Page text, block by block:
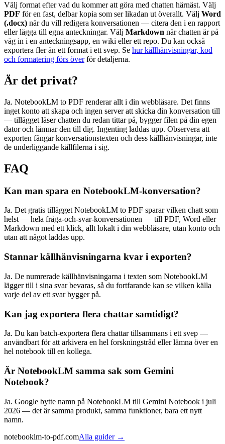
Välj format efter vad du kommer att göra med chatten härnäst. Välj
PDF för en fast, delbar kopia som ser likadan ut överallt. Välj Word
(.docx) när du vill redigera konversationen — citera den i en rapport
eller lägga till egna anteckningar. Välj Markdown när chatten är på
väg in i en anteckningsapp, en wiki eller ett repo. Du kan också
exportera fler än ett format i ett svep. Se hur källhänvisningar, kod
och formatering förs överför detaljerna.
Är det privat?
Ja. NotebookLM to PDF renderar allt i din webbläsare. Det finns
inget konto att skapa och ingen server att skicka din konversation till
— tillägget läser chatten du redan tittar på, bygger filen på din egen
dator och lämnar den till dig. Ingenting laddas upp. Observera att
exporten fångar konversationstexten och dess källhänvisningar, inte
de underliggande källfilerna i sig.
FAQ
Kan man spara en NotebookLM-konversation?
Ja. Det gratis tillägget NotebookLM to PDF sparar vilken chatt som
helst — hela fråga-och-svar-konversationen — till PDF, Word eller
Markdown med ett klick, allt lokalt i din webbläsare, utan konto och
utan att något laddas upp.
Stannar källhänvisningarna kvar i exporten?
Ja. De numrerade källhänvisningarna i texten som NotebookLM
lägger till i sina svar bevaras, så du fortfarande kan se vilken källa
varje del av ett svar bygger på.
Kan jag exportera flera chattar samtidigt?
Ja. Du kan batch-exportera flera chattar tillsammans i ett svep —
användbart för att arkivera en hel forskningstråd eller lämna över en
hel notebook till en kollega.
Är NotebookLM samma sak som Gemini
Notebook?
Ja. Google bytte namn på NotebookLM till Gemini Notebook i juli
2026 — det är samma produkt, samma funktioner, bara ett nytt
namn.
notebooklm-to-pdf.comAlla guider→